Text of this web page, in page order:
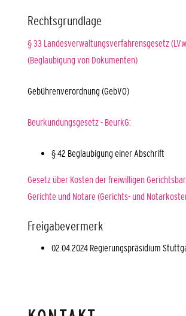
Rechtsgrundlage
§ 33 Landesverwaltungsverfahrensgesetz
(Beglaubigung von Dokumenten)
Gebührenverordnung (GebVO)
Beurkundungsgesetz - BeurkG:
§ 42 Beglaubigung einer Abschrift
Gesetz über Kosten der freiwilligen
Gerichte und Notare (Gerichts- und
Freigabevermerk
02.04.2024 Regierungspräsidium